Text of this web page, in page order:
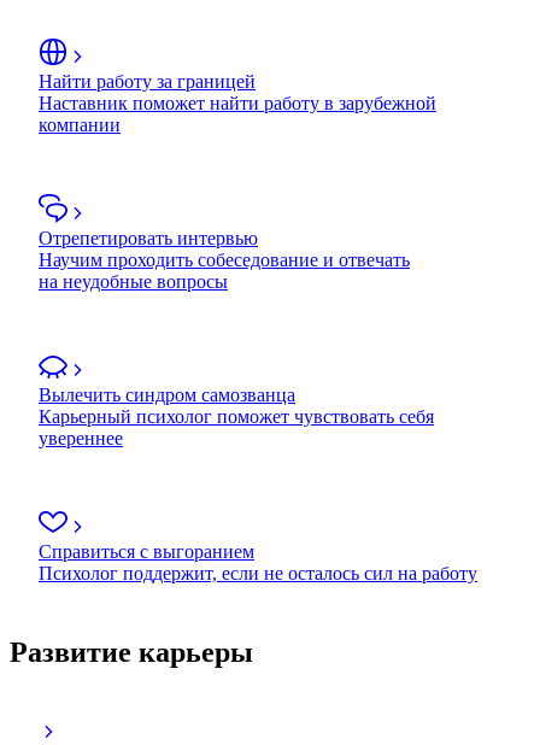
Найти работу за границей
Наставник поможет найти работу в зарубежной
компании
Отрепетировать интервью
Научим проходить собеседование и отвечать
на неудобные вопросы
Вылечить синдром самозванца
Карьерный психолог поможет чувствовать себя
увереннее
Справиться с выгоранием
Психолог поддержит, если не осталось сил на работу
Развитие карьеры